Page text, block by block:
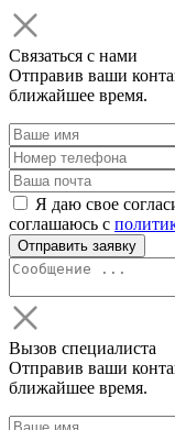
Связаться с нами
Отправив ваши
ближайшее время.
Я даю свое
соглашаюсь с
Вызов специалиста
Отправив ваши
ближайшее время.